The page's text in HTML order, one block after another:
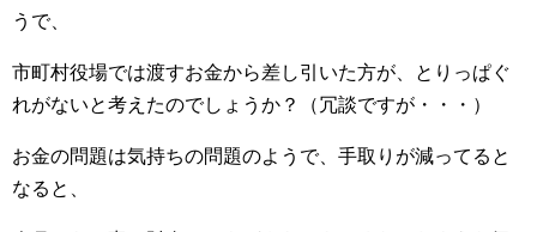
うで、
市町村役場では渡すお金から差し引いた方が、とりっぱぐ
れがないと考えたのでしょうか？（冗談ですが・・・）
お金の問題は気持ちの問題のようで、手取りが減ってると
なると、